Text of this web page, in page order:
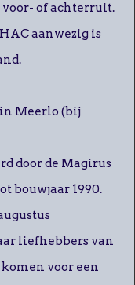
of achterruit.
aanwezig is
in Meerlo (bij
door de Magirus
bouwjaar 1990.
liefhebbers van
voor een